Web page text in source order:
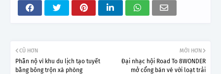
MỚI HƠN
Đại nhạc hội Road To 8WONDER
mở cổng bán vé với loạt trải
CŨ HƠN
Phẫn nộ vì khu du lịch tạo tuyết
bằng bông trộn xà phòng